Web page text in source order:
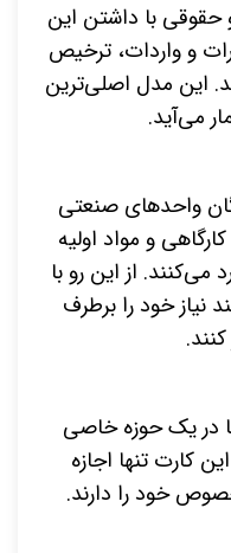
حقوقی با داشتن این
و واردات، ترخیص
این مدل اصلی‌ترین
می‌آید.
واحد‌های صنعتی
و مواد اولیه
می‌کنند. از این رو با
نیاز خود را برطرف
در یک حوزه خاصی
کارت تنها اجازه
خود را دارند.